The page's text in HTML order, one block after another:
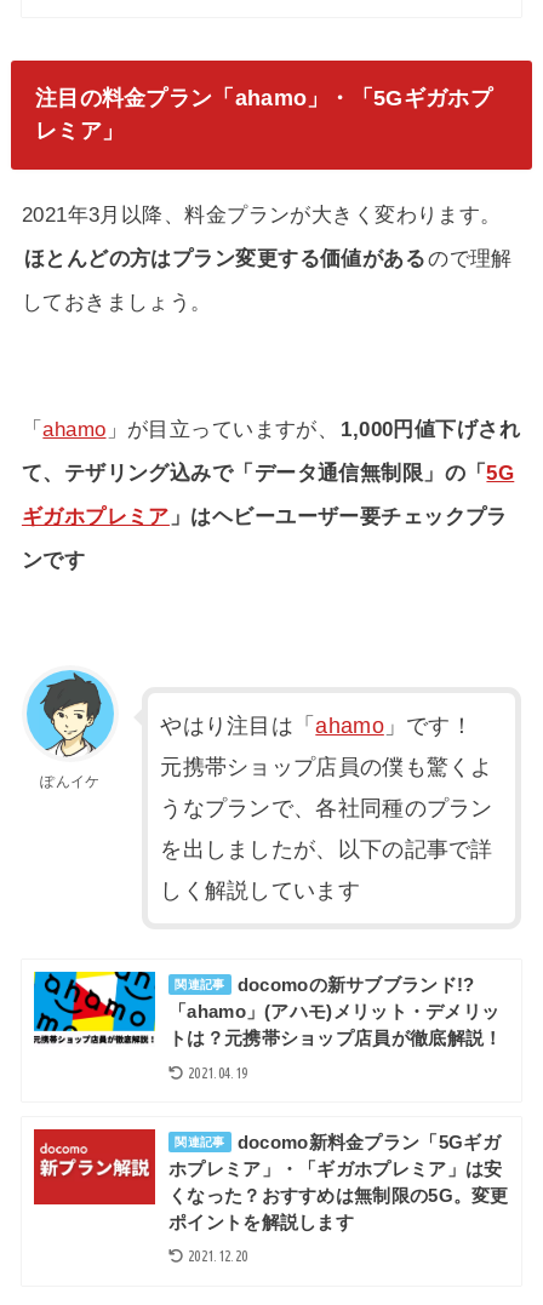
注目の料金プラン「ahamo」・「5Gギガホプ
レミア」
2021年3月以降、料金プランが大きく変わります。
ほとんどの方はプラン変更する価値があるので理解
しておきましょう。
「ahamo 」が目立っていますが、
1,000円値下げされ
て、テザリング込みで「データ通信無制限」の「5G
ギガホプレミア 」はヘビーユーザー要チェックプラ
ンです
ぽんイケ
やはり注目は「ahamo」です！
元携帯ショップ店員の僕も驚くよ
うなプランで、各社同種のプラン
を出しましたが、以下の記事で詳
しく解説しています
関連記事
docomoの新サブブランド!?
「ahamo」(アハモ)メリット・デメリッ
トは？元携帯ショップ店員が徹底解説！
2021.04.19
関連記事
docomo新料金プラン「5Gギガ
ホプレミア」・「ギガホプレミア」は安
くなった？おすすめは無制限の5G。変更
ポイントを解説します
2021.12.20